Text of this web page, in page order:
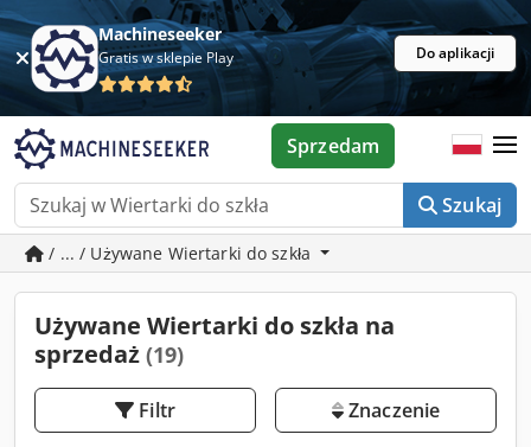
Machineseeker
Gratis w sklepie Play Do aplikacji
Szukaj
Sprzedam
/ ... / Używane Wiertarki do szkła
Używane Wiertarki do szkła na
sprzedaż (19)
Filtr Znaczenie